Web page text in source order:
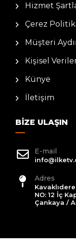
Hizmet
Çerez
Müşteri
Kişisel
Künye
İletişim
BIZE ULAŞIN
E-mail
Adres
NO: 12 İç
Çankaya /